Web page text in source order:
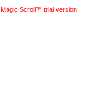
Magic Scroll™ trial version